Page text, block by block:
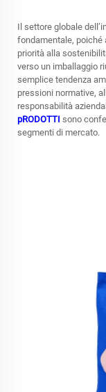
Il settore globale
fondamentale, poiché
priorità alla
verso un imballaggio
semplice tendenza
pressioni normative,
responsabilità
pRODOTTI sono
segmenti di mercato.